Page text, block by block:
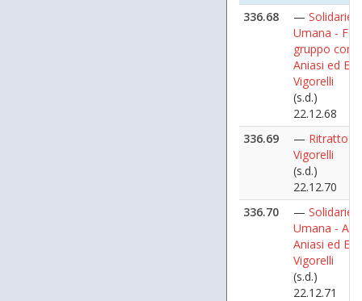
336.68
—
Umana -
gruppo con
Aniasi ed
Vigorelli
(s.d.)
22.12.68
336.69
— Ritratto
Vigorelli
(s.d.)
22.12.70
336.70
—
Umana -
Aniasi ed
Vigorelli
(s.d.)
22.12.71